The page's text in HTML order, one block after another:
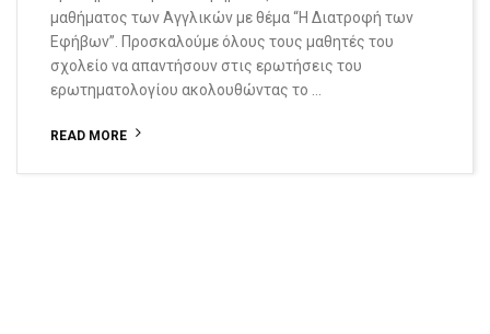
μαθήματος των Αγγλικών με θέμα “Η Διατροφή των
Εφήβων”. Προσκαλούμε όλους τους μαθητές του
σχολείο να απαντήσουν στις ερωτήσεις του
ερωτηματολογίου ακολουθώντας το …
READ MORE